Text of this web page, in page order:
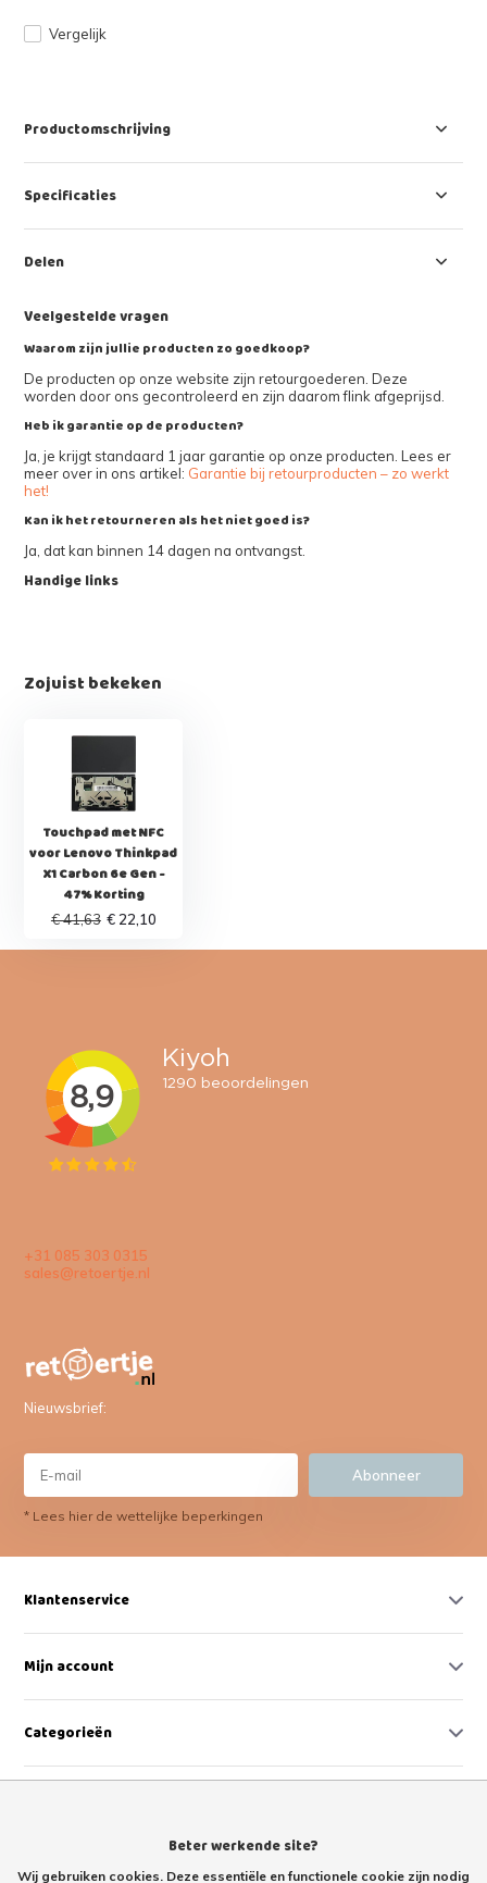
Vergelijk
Productomschrijving
Specificaties
Delen
Veelgestelde vragen
Waarom zijn jullie producten zo goedkoop?
De producten op onze website zijn retourgoederen. Deze
worden door ons gecontroleerd en zijn daarom flink afgeprijsd.
Heb ik garantie op de producten?
Ja, je krijgt standaard 1 jaar garantie op onze producten. Lees er
meer over in ons artikel: Garantie bij retourproducten – zo werkt
het!
Kan ik het retourneren als het niet goed is?
Ja, dat kan binnen 14 dagen na ontvangst.
Handige links
Zojuist bekeken
Touchpad met NFC
voor Lenovo Thinkpad
X1 Carbon 6e Gen -
47% Korting
€ 41,63 € 22,10
+31 085 303 0315
sales@retoertje.nl
Nieuwsbrief:
Abonneer
* Lees hier de wettelijke beperkingen
Klantenservice
Mijn account
Categorieën
Beter werkende site?
Wij gebruiken cookies. Deze essentiële en functionele cookie zijn nodig